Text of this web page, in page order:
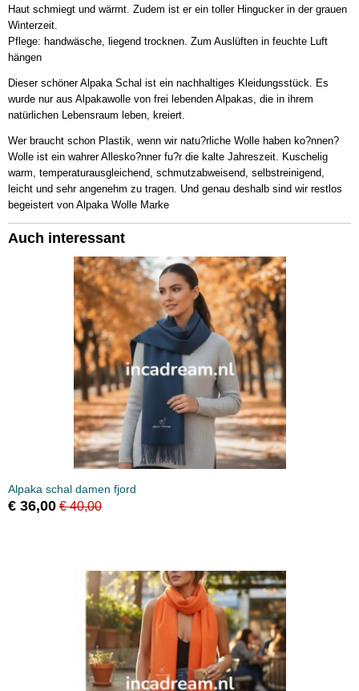
Haut schmiegt und wärmt. Zudem ist er ein toller Hingucker in der grauen
Winterzeit.
Pflege: handwäsche, liegend trocknen. Zum Auslüften in feuchte Luft
hängen
Dieser schöner Alpaka Schal ist ein nachhaltiges Kleidungsstück. Es
wurde nur aus Alpakawolle von frei lebenden Alpakas, die in ihrem
natürlichen Lebensraum leben, kreiert.
Wer braucht schon Plastik, wenn wir natu?rliche Wolle haben ko?nnen?
Wolle ist ein wahrer Allesko?nner fu?r die kalte Jahreszeit. Kuschelig
warm, temperaturausgleichend, schmutzabweisend, selbstreinigend,
leicht und sehr angenehm zu tragen. Und genau deshalb sind wir restlos
begeistert von Alpaka Wolle Marke
Auch interessant
Alpaka schal damen fjord
€ 36,00 € 40,00